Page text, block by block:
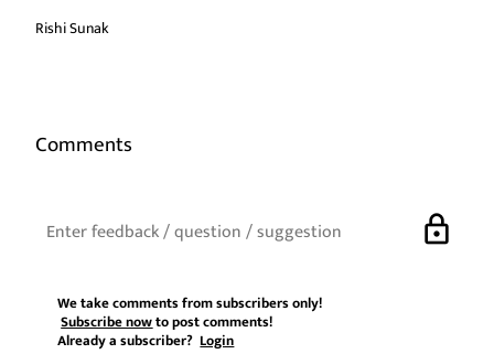
Rishi Sunak
Comments
lock
We take comments from subscribers only!
Subscribe nowto post comments!
Already a subscriber?Login